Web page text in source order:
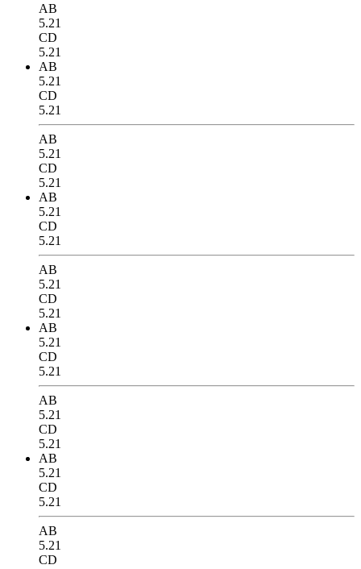
AB
5.21
CD
5.21
AB
5.21
CD
5.21
AB
5.21
CD
5.21
AB
5.21
CD
5.21
AB
5.21
CD
5.21
AB
5.21
CD
5.21
AB
5.21
CD
5.21
AB
5.21
CD
5.21
AB
5.21
CD